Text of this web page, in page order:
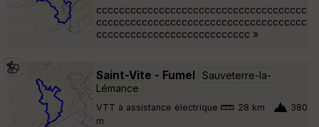
ccccccccccccccccccccccccccccccccccccc
ccccccccccccccccccccccccccccccccccccc
ccccccccccccccccccccccccccc »
Saint-Vite - Fumel
Sauveterre-la-
Lémance
VTT à assistance électrique 28 km
380
m